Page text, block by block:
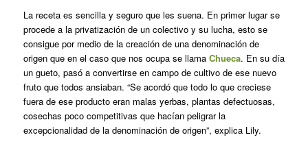
La receta es sencilla y seguro que les suena. En primer lugar se
procede a la privatización de un colectivo y su lucha, esto se
consigue por medio de la creación de una denominación de
origen que en el caso que nos ocupa se llama Chueca. En su día
un gueto, pasó a convertirse en campo de cultivo de ese nuevo
fruto que todos ansiaban. “Se acordó que todo lo que creciese
fuera de ese producto eran malas yerbas, plantas defectuosas,
cosechas poco competitivas que hacían peligrar la
excepcionalidad de la denominación de origen”, explica Lily.